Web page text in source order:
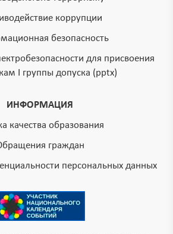
коррупции
безопасность
для присвоения
I группы допуска (pptx)
ИНФОРМАЦИЯ
качества образования
граждан
персональных данных